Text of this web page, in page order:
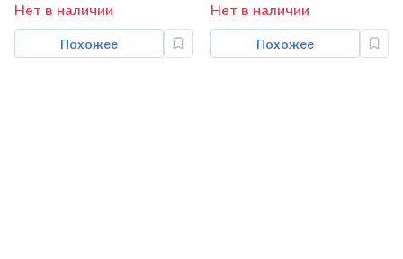
Нет в наличии
Похожее
Нет в наличии
Похожее